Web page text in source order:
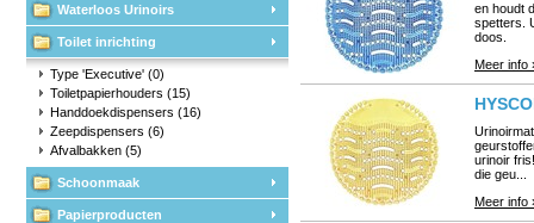
Waterloos Urinoirs
Toilet inrichting
Type 'Executive' (0)
Toiletpapierhouders (15)
Handdoekdispensers (16)
Zeepdispensers (6)
Afvalbakken (5)
Schoonmaak
Papierproducten
en houdt
spetters.
doos.
Meer info
urinoir
die geu...
Meer info